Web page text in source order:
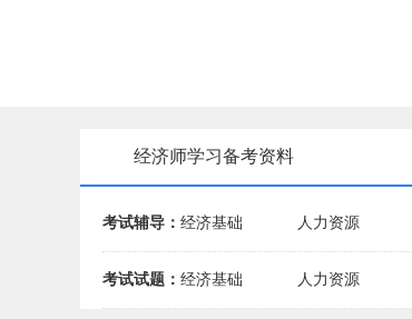
经济师学习备考资料
考试辅导： 经济基础 人力资源
考试试题： 经济基础 人力资源